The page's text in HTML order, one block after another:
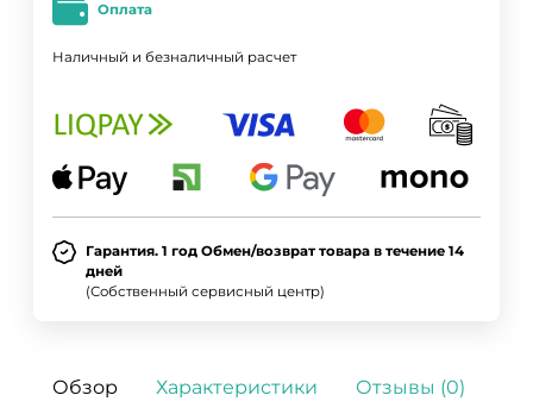
Оплата
Наличный и безналичный расчет
Гарантия. 1 год Обмен/возврат товара в течение 14
дней
(Собственный сервисный центр)
Обзор Характеристики Отзывы (0)